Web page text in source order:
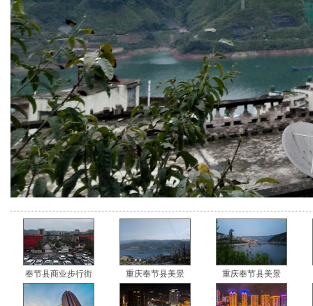
奉节县商业步行街 重庆奉节县美景 重庆奉节县美景